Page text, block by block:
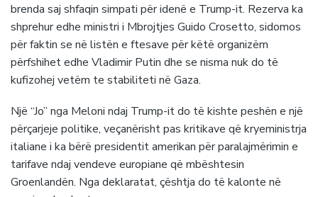
brenda saj shfaqin simpati për idenë e Trump-it. Rezerva ka
shprehur edhe ministri i Mbrojtjes Guido Crosetto, sidomos
për faktin se në listën e ftesave për këtë organizëm
përfshihet edhe Vladimir Putin dhe se nisma nuk do të
kufizohej vetëm te stabiliteti në Gaza.
Një “Jo” nga Meloni ndaj Trump-it do të kishte peshën e një
përçarjeje politike, veçanërisht pas kritikave që kryeministrja
italiane i ka bërë presidentit amerikan për paralajmërimin e
tarifave ndaj vendeve europiane që mbështesin
Groenlandën. Nga deklaratat, çështja do të kalonte në